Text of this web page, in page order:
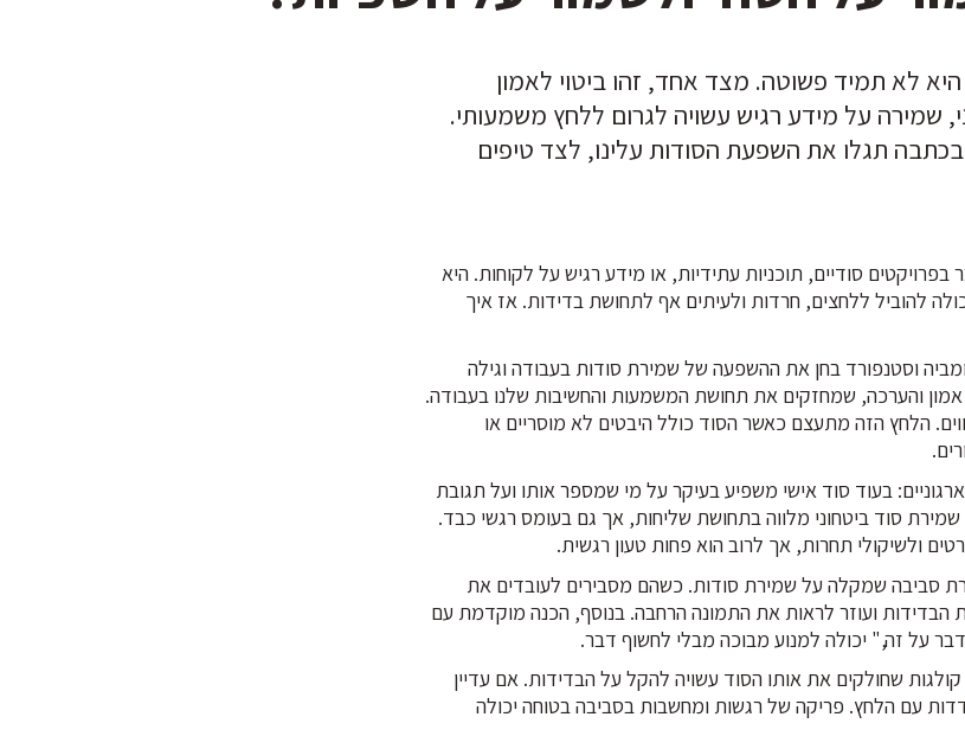
לא תמיד פשוטה. מצד אחד, זהו ביטוי לאמון
שמירה על מידע רגיש עשויה לגרום ללחץ משמעותי.
תגלו את השפעת הסודות עלינו, לצד טיפים
סודיים, תוכניות עתידיות, או מידע רגיש על לקוחות. היא
להוביל ללחצים, חרדות ולעיתים אף לתחושת בדידות. אז איך
וסטנפורד בחן את ההשפעה של שמירת סודות בעבודה וגילה
והערכה, שמחזקים את תחושת המשמעות והחשיבות שלנו בעבודה.
הלחץ הזה מתעצם כאשר הסוד כולל היבטים לא מוסריים או
בעוד סוד אישי משפיע בעיקר על מי שמספר אותו ועל תגובת
שמירת סוד ביטחוני מלווה בתחושת שליחות, אך גם בעומס רגשי כבד.
ולשיקולי תחרות, אך לרוב הוא פחות טעון רגשית.
סביבה שמקלה על שמירת סודות. כשהם מסבירים לעובדים את
ועוזר לראות את התמונה הרחבה. בנוסף, הכנה מוקדמת עם
על זה," יכולה למנוע מבוכה מבלי לחשוף דבר.
שחולקים את אותו הסוד עשויה להקל על הבדידות. אם עדיין
עם הלחץ. פריקה של רגשות ומחשבות בסביבה בטוחה יכולה